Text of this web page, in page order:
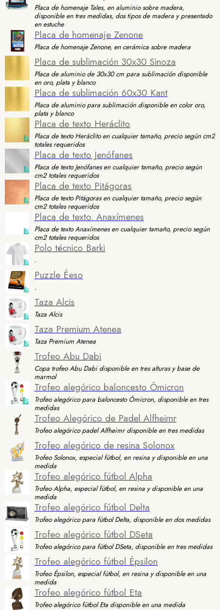
Placa de homenaje Tales, en aluminio sobre madera,
disponible en tres medidas, dos tipos de madera y presentado
en estuche
Placa de homenaje Zenone
Placa de homenaje Zenone, en cerámica sobre madera
Placa de sublimación 30x30 Sinoza
Placa de aluminio de 30x30 cm para sublimación disponible
en oro, plata y blanco
Placa de sublimación 60x30 Kant
Placa de aluminio para sublimación disponible en color oro,
plata y blanco
Placa de texto Heráclito
Placa de texto Heráclito en cualquier tamaño, precio según cm2
totales requeridos
Placa de texto Jenófanes
Placa de texto Jenófanes en cualquier tamaño, precio según
cm2 totales requeridos
Placa de texto Pitágoras
Placa de texto Pitágoras en cualquier tamaño, precio según
cm2 totales requeridos
Placa de texto. Anaxímenes
Placa de texto Anaxímenes en cualquier tamaño, precio según
cm2 totales requeridos
Polo técnico Barki
.
Puzzle Éeso
.
Taza Alcis
Taza Alcis
Taza Premium Atenea
Taza Premium Atenea
Trofeo Abu Dabi
Copa trofeo Abu Dabi disponible en tres alturas y base de
marmol
Trofeo alegórico baloncesto Ómicron
Trofeo alegórico para baloncesto Ómicron, disponible en tres
medidas
Trofeo Alegórico de Padel Alfheimr
Trofeo alegórico padel Alfheimr disponible en tres medidas
Trofeo alegórico de resina Solonox
Trofeo Solonox, especial fútbol, en resina y disponible en una
medida
Trofeo alegórico fútbol Alpha
Trofeo Alpha, especial fútbol, en resina y disponible en una
medida
Trofeo alegórico fútbol Delta
Trofeo alegórico para fútbol Delta, disponible en dos medidas
Trofeo alegórico fútbol DSeta
Trofeo alegórico para fútbol DSeta, disponible en tres medidas
Trofeo alegórico fútbol Épsilon
Trofeo Épsilon, especial fútbol, en resina y disponible en una
medida
Trofeo alegórico fútbol Eta
Trofeo alegórico fútbol Eta disponible en una medida